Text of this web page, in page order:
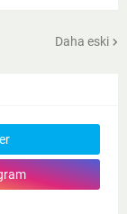
Daha eski